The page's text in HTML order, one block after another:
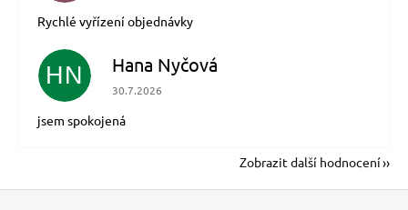
Rychlé vyřízení objednávky
HN Hana Nyčová
Hodnocení obchodu je 5 z 5 hvězdiček.
30.7.2026
jsem spokojená
Zobrazit další hodnocení